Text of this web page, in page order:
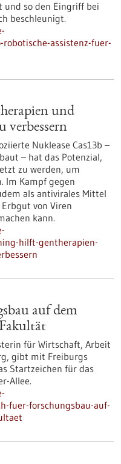
so den Eingriff bei
beschleunigt.
assistenz-fuer-
und
verbessern
Nuklease Cas13b –
– hat das Potenzial,
zu werden, um
Im Kampf gegen
als antivirales Mittel
von Viren
kann.
hilft-gentherapien-
auf dem
für Wirtschaft, Arbeit
gibt mit Freiburgs
Startzeichen für das
Allee.
fuer-forschungsbau-auf-